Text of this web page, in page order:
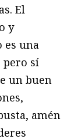
El
y
es una
pero sí
un buen
amén